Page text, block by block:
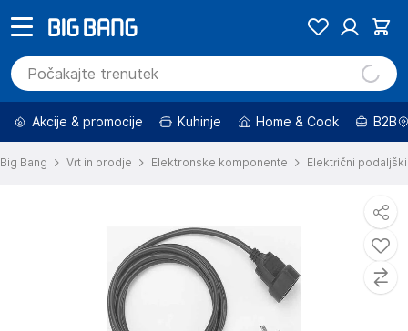
Akcije & promocije Kuhinje Home & Cook B2B
Big Bang Vrt in orodje Elektronske komponente Električni podaljški